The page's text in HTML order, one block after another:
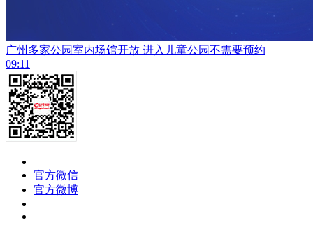
广州多家公园室内场馆开放 进入儿童公园不需要预约
09:11
官方微信
官方微博